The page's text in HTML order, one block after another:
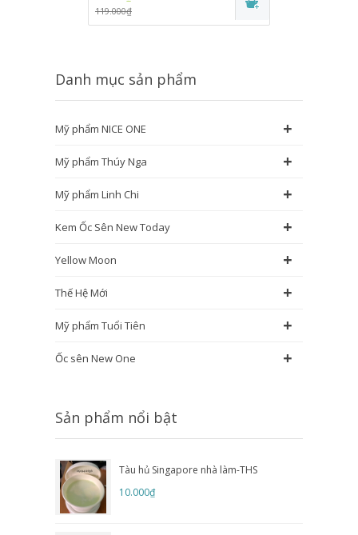
119.000₫
Danh mục sản phẩm
Mỹ phẩm NICE ONE +
Mỹ phẩm Thúy Nga +
Mỹ phẩm Linh Chi +
Kem Ốc Sên New Today +
Yellow Moon +
Thế Hệ Mới +
Mỹ phẩm Tuổi Tiên +
Ốc sên New One +
Sản phẩm nổi bật
Tàu hủ Singapore nhà làm-THS
10.000₫